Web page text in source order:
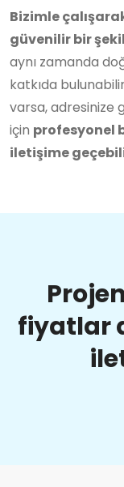
Bizimle
güvenilir bir
aynı zamanda
katkıda
varsa, adresinize
için profesyonel
iletişime
fiyatlar